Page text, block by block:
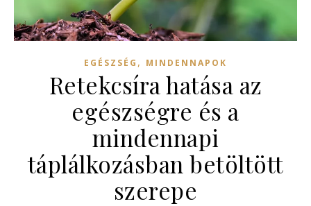
EGÉSZSÉG , MINDENNAPOK
Retekcsíra hatása az
egészségre és a
mindennapi
táplálkozásban betöltött
szerepe